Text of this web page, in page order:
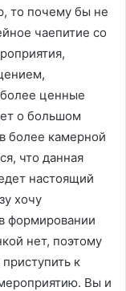
то почему бы не
чаепитие со
ценные
о большом
более камерной
что данная
настоящий
хочу
формировании
нет, поэтому
к
Вы и